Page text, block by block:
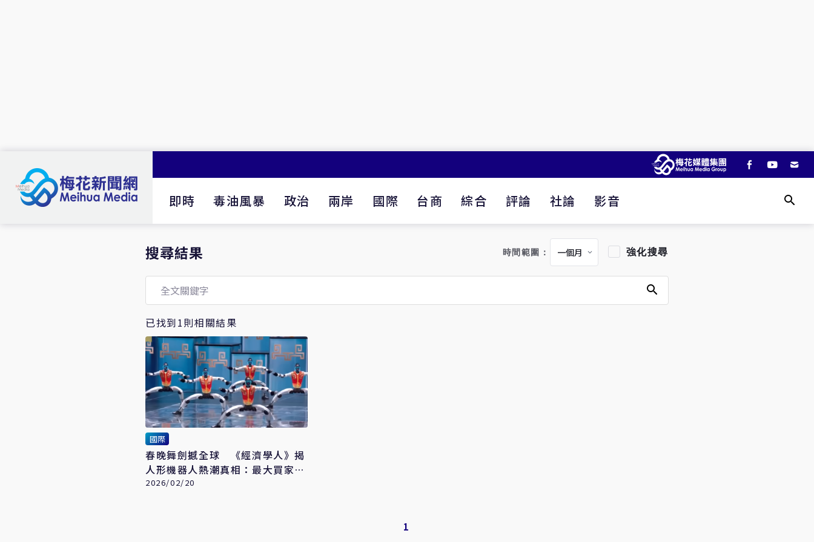
即時 毒油風暴 政治 兩岸 國際 台商 綜合 評論 社論 影音
搜尋結果 時間範圍： 強化搜尋
已找到1則相關結果
國際
春晚舞劍撼全球 《經濟學人》揭
人形機器人熱潮真相：最大買家竟
是他
2026/02/20
1